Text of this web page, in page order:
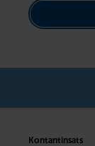
Kontantinsats